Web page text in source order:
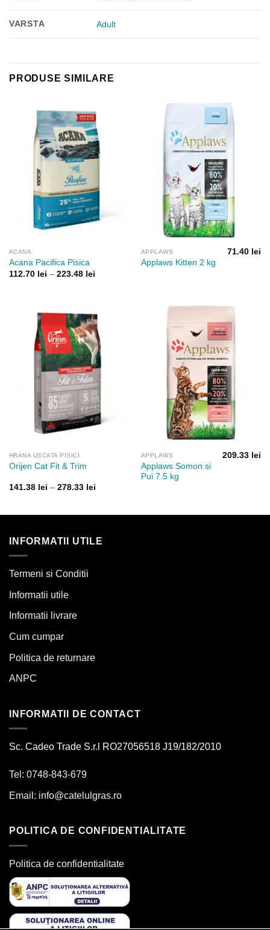
VARSTA Adult
PRODUSE SIMILARE
ACANA
Acana Pacifica Pisica
112.70 lei – 223.48 leiInterval
la
223.48 lei
APPLAWS
Applaws Kitten 2 kg
71.40 lei
HRANA USCATA PISICI
Orijen Cat Fit & Trim
141.38 lei – 278.33 leiInterval
APPLAWS
Applaws Somon si
Pui 7.5 kg
209.33 lei
INFORMATII UTILE
Termeni si Conditii
Informatii utile
Informatii livrare
Cum cumpar
Politica de returnare
ANPC
INFORMATII DE CONTACT
Sc. Cadeo Trade S.r.l RO27056518 J19/182/2010
Tel: 0748-843-679
Email: info@catelulgras.ro
POLITICA DE CONFIDENTIALITATE
Politica de confidentialitate